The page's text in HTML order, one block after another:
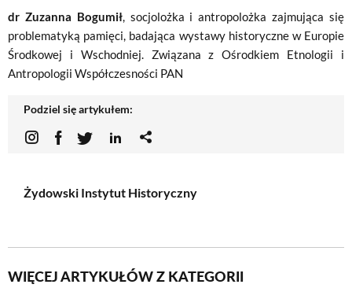
dr Zuzanna Bogumił, socjolożka i antropolożka zajmująca się
problematyką pamięci, badająca wystawy historyczne w Europie
Środkowej i Wschodniej. Związana z Ośrodkiem Etnologii i
Antropologii Współczesności PAN
Podziel się artykułem:
Żydowski Instytut Historyczny
WIĘCEJ ARTYKUŁÓW Z KATEGORII